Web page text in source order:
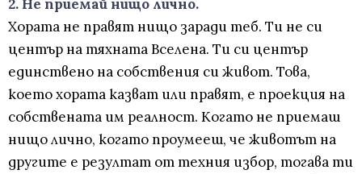
2. Не приемай нищо лично.
Хората не правят нищо заради теб. Ти не си
център на тяхната Вселена. Ти си център
единствено на собствения си живот. Това,
което хората казват или правят, е проекция на
собствената им реалност. Когато не приемаш
нищо лично, когато проумееш, че животът на
другите е резултат от техния избор, тогава ти